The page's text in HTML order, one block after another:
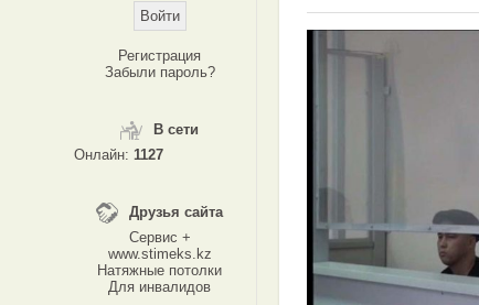
Регистрация
Забыли пароль?
В сети
Онлайн: 1127
Друзья сайта
Сервис +
www.stimeks.kz
Натяжные потолки
Для инвалидов